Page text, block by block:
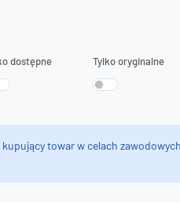
dostępne Tylko oryginalne
towar w celach